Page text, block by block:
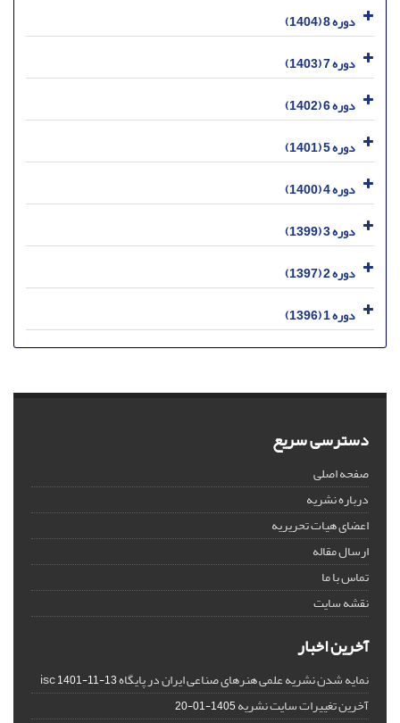
دوره 8 (1404)
دوره 7 (1403)
دوره 6 (1402)
دوره 5 (1401)
دوره 4 (1400)
دوره 3 (1399)
دوره 2 (1397)
دوره 1 (1396)
دسترسی سریع
صفحه اصلی
درباره نشریه
اعضای هیات تحریریه
ارسال مقاله
تماس با ما
نقشه سایت
آخرین اخبار
نمایه شدن نشریه علمی هنرهای صناعی ایران در پایگاه isc1401-11-13
آخرین تغییرات سایت نشریه1405-01-20